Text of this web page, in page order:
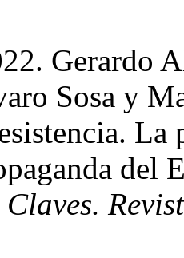
Gerardo
Sosa y
La
del
Claves.